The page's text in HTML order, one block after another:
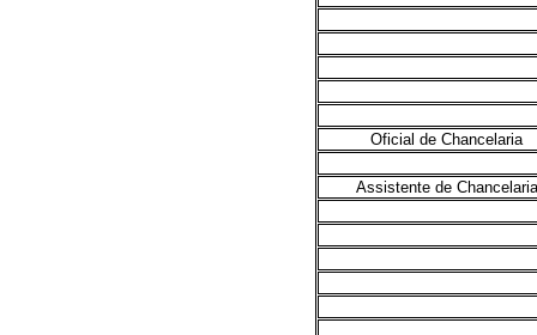
Oficial de Chancelaria
Assistente de Chancelaria